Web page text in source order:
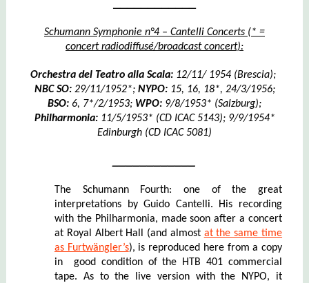
Schumann Symphonie n°4 – Cantelli Concerts (* =
concert radiodiffusé/broadcast concert):
Orchestra del Teatro alla Scala: 12/11/ 1954 (Brescia);
NBC SO:29/11/1952*;NYPO:15, 16, 18*, 24/3/1956;
BSO: 6, 7*/2/1953; WPO: 9/8/1953* (Salzburg);
Philharmonia:11/5/1953* (CD ICAC 5143); 9/9/1954*
Edinburgh (CD ICAC 5081)
The Schumann Fourth: one of the great
interpretations by Guido Cantelli. His recording
with the Philharmonia, made soon after a concert
at Royal Albert Hall (and almost at the same time
as Furtwängler’s), is reproduced here from a copy
in good condition of the HTB 401 commercial
tape. As to the live version with the NYPO, it